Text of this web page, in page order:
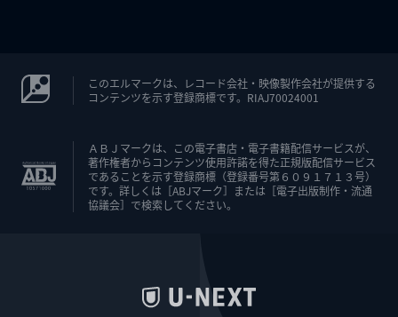
このエルマークは、レコード会社・映像製作会社が提供する
コンテンツを示す登録商標です。RIAJ70024001
ＡＢＪマークは、この電子書店・電子書籍配信サービスが、
著作権者からコンテンツ使用許諾を得た正規版配信サービス
であることを示す登録商標（登録番号第６０９１７１３号）
です。詳しくは［ABJマーク］または［電子出版制作・流通
協議会］で検索してください。